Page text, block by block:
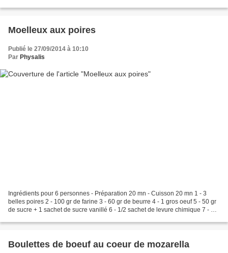
Moelleux aux poires
Publié le 27/09/2014 à 10:10
Par Physalis
Ingrédients pour 6 personnes - Préparation 20 mn - Cuisson 20 mn 1 - 3
belles poires 2 - 100 gr de farine 3 - 60 gr de beurre 4 - 1 gros oeuf 5 - 50 gr
de sucre + 1 sachet de sucre vanillé 6 - 1/2 sachet de levure chimique 7 - 8
Boulettes de boeuf au coeur de mozarella